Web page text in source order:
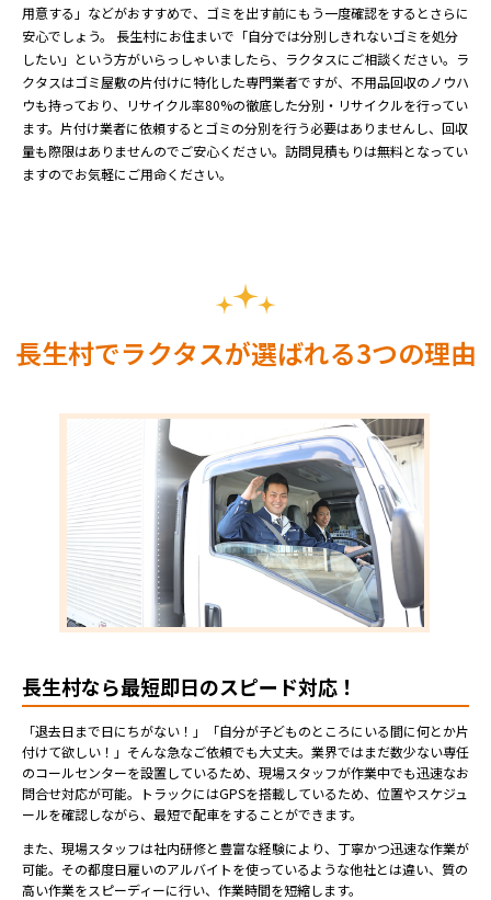
用意する」などがおすすめで、ゴミを出す前にもう一度確認をするとさらに
安心でしょう。 長生村にお住まいで「自分では分別しきれないゴミを処分
したい」という方がいらっしゃいましたら、ラクタスにご相談ください。ラ
クタスはゴミ屋敷の片付けに特化した専門業者ですが、不用品回収のノウハ
ウも持っており、リサイクル率80%の徹底した分別・リサイクルを行ってい
ます。片付け業者に依頼するとゴミの分別を行う必要はありませんし、回収
量も際限はありませんのでご安心ください。訪問見積もりは無料となってい
ますのでお気軽にご用命ください。
長生村でラクタスが選ばれる3つの理由
長生村なら最短即日のスピード対応！
「退去日まで日にちがない！」「自分が子どものところにいる間に何とか片
付けて欲しい！」そんな急なご依頼でも大丈夫。業界ではまだ数少ない専任
のコールセンターを設置しているため、現場スタッフが作業中でも迅速なお
問合せ対応が可能。トラックにはGPSを搭載しているため、位置やスケジュ
ールを確認しながら、最短で配車をすることができます。
また、現場スタッフは社内研修と豊富な経験により、丁寧かつ迅速な作業が
可能。その都度日雇いのアルバイトを使っているような他社とは違い、質の
高い作業をスピーディーに行い、作業時間を短縮します。